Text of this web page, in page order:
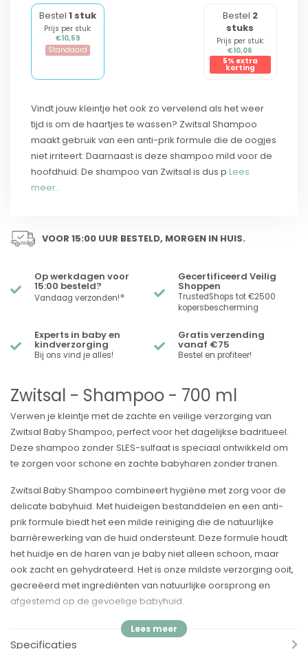
Bestel 1 stuk
Prijs per stuk:
€10,59
Standaard
Bestel 2
stuks
Prijs per stuk:
€10,06
5% extra
korting
Vindt jouw kleintje het ook zo vervelend als het weer
tijd is om de haartjes te wassen? Zwitsal Shampoo
maakt gebruik van een anti-prik formule die de oogjes
niet irriteert. Daarnaast is deze shampoo mild voor de
hoofdhuid. De shampoo van Zwitsal is dus p Lees
meer..
VOOR 15:00 UUR BESTELD, MORGEN IN HUIS.
Op werkdagen voor
15:00 besteld?
Vandaag verzonden!*
Gecertificeerd Veilig
Shoppen
TrustedShops tot €2500
kopersbescherming
Experts in baby en
kindverzorging
Bij ons vind je alles!
Gratis verzending
vanaf €75
Bestel en profiteer!
Zwitsal - Shampoo - 700 ml
Verwen je kleintje met de zachte en veilige verzorging van
Zwitsal Baby Shampoo, perfect voor het dagelijkse badritueel.
Deze shampoo zonder SLES-sulfaat is speciaal ontwikkeld om
te zorgen voor schone en zachte babyharen zonder tranen.
Zwitsal Baby Shampoo combineert hygiëne met zorg voor de
delicate babyhuid. Met huideigen bestanddelen en een anti-
prik formule biedt het een milde reiniging die de natuurlijke
barrièrewerking van de huid ondersteunt. Deze formule houdt
het huidje en de haren van je baby niet alleen schoon, maar
ook zacht en gehydrateerd. Het is onze mildste verzorging ooit,
gecreëerd met ingrediënten van natuurlijke oorsprong en
afgestemd op de gevoelige babyhuid.
Specificaties